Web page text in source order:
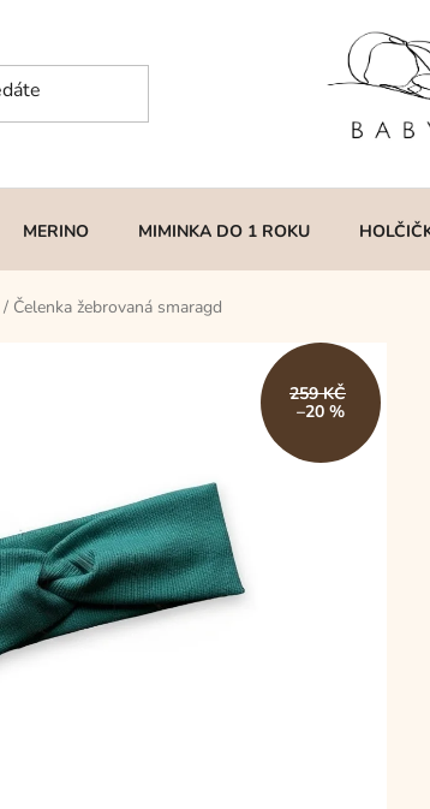
MERINO MIMINKA DO 1 ROKU
/ Čelenka žebrovaná smaragd
259 KČ
–20 %